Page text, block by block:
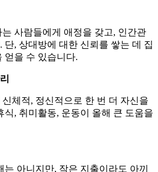
사람들에게 애정을 갖고, 인간관
단, 상대방에 대한 신뢰를 쌓는 데 집
얻을 수 있습니다.
체적, 정신적으로 한 번 더 자신을
식, 취미활동, 운동이 올해 큰 도움을
는 아니지만, 작은 지출이라도 아끼